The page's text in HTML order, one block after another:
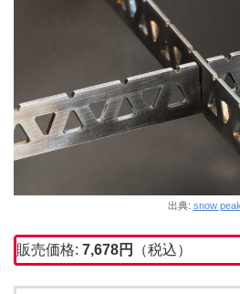
出典: snow peak
販売価格: 7,678円 （税込）